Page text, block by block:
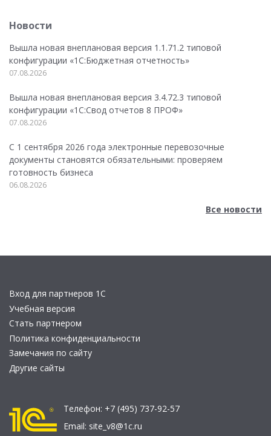
Новости
Вышла новая внеплановая версия 1.1.71.2 типовой
конфигурации «1C:Бюджетная отчетность»
07.08.2026
Вышла новая внеплановая версия 3.4.72.3 типовой
конфигурации «1C:Свод отчетов 8 ПРОФ»
07.08.2026
С 1 сентября 2026 года электронные перевозочные
документы становятся обязательными: проверяем
готовность бизнеса
06.08.2026
Все новости
Вход для партнеров 1С
Учебная версия
Стать партнером
Политика конфиденциальности
Замечания по сайту
Другие сайты
Телефон: +7 (495) 737-92-57
Email: site_v8@1c.ru